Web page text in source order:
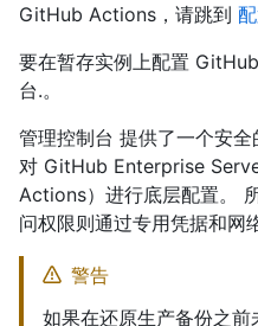
GitHub Actions，请跳到
要在暂存实例上配置
台.。
管理控制台 提供了一个安
对 GitHub Enterprise
Actions）进行底层配置。
问权限则通过专用凭据和网
警告
如果在还原生产备份之